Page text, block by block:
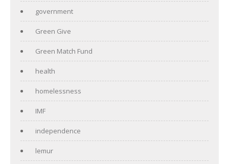
government
Green Give
Green Match Fund
health
homelessness
IMF
independence
lemur